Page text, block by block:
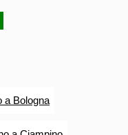
a Bologna